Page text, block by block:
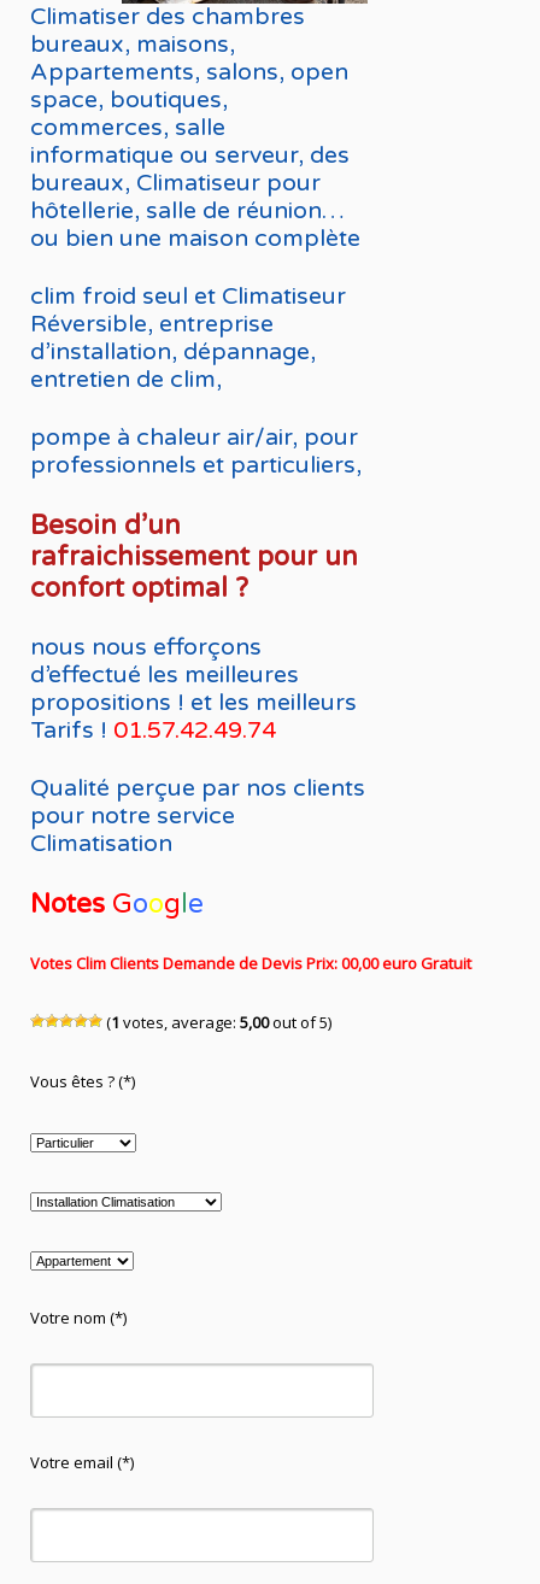
Climatiser des chambres
bureaux, maisons,
Appartements, salons, open
space, boutiques,
commerces, salle
informatique ou serveur, des
bureaux, Climatiseur pour
hôtellerie, salle de réunion…
ou bien une maison complète
clim froid seul et Climatiseur
Réversible, entreprise
d’installation, dépannage,
entretien de clim,
pompe à chaleur air/air, pour
professionnels et particuliers,
Besoin d’un
rafraichissement pour un
confort optimal ?
nous nous efforçons
d’effectué les meilleures
propositions ! et les meilleurs
Tarifs ! 01.57.42.49.74
Qualité perçue par nos clients
pour notre service
Climatisation
Notes Google
Votes Clim Clients Demande de Devis Prix: 00,00 euro Gratuit
(1 votes, average:5,00out of 5)
Vous êtes ? (*)
Votre nom (*)
Votre email (*)